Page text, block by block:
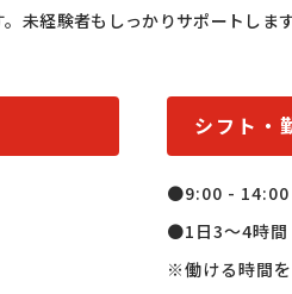
未経験者もしっかりサポートしま
シフト・
●9:00 - 14:00
●1日3～4時間
※働ける時間を